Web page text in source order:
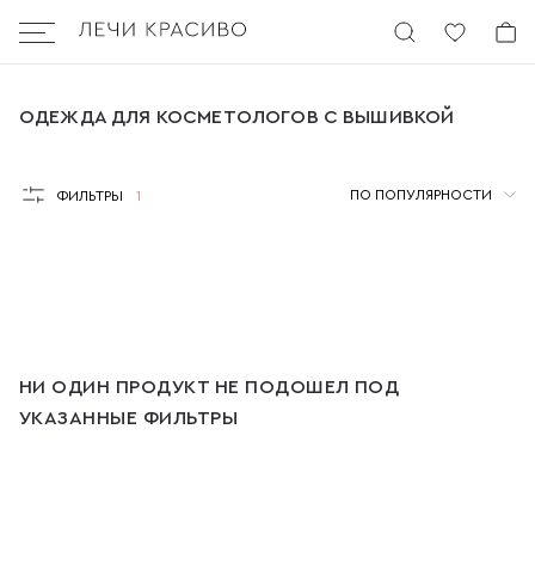
Бургер
ОДЕЖДА ДЛЯ КОСМЕТОЛОГОВ С ВЫШИВКОЙ
ФИЛЬТРЫ 1 ПО ПОПУЛЯРНОСТИ
НИ ОДИН ПРОДУКТ НЕ ПОДОШЕЛ ПОД
УКАЗАННЫЕ ФИЛЬТРЫ